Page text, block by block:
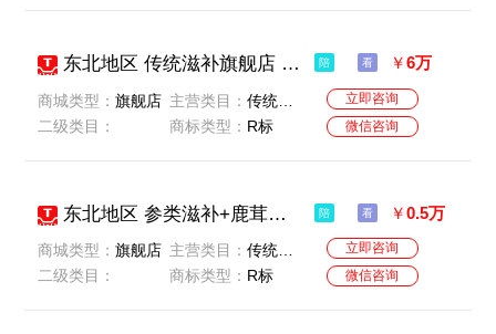
东北地区 传统滋补旗舰店 无扣分无贷款 公司一般纳税人 名字好听 陪 看 ￥6万
商城类型：旗舰店
二级类目：
主营类目：传统滋补营养品
商标类型： R标
立即咨询
微信咨询
东北地区 参类滋补+鹿茸旗舰店 名字好听 一般纳税 卖家诚心出售 陪 看 ￥0.5万
商城类型：旗舰店
二级类目：
主营类目：传统滋补营养品
商标类型： R标
立即咨询
微信咨询